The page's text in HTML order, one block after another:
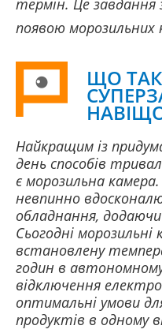
термін. Це завдання
появою морозильних
ЩО
Найкращим із
день способів
є морозильна
невпинно
обладнання, додаючи
Сьогодні
встановлену
годин в
відключення
оптимальні умови
продуктів в одному